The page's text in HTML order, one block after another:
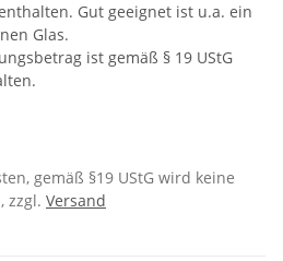
Gut geeignet ist u.a. ein
Glas.
ist gemäß § 19 UStG
gemäß §19 UStG wird keine
zzgl. Versand